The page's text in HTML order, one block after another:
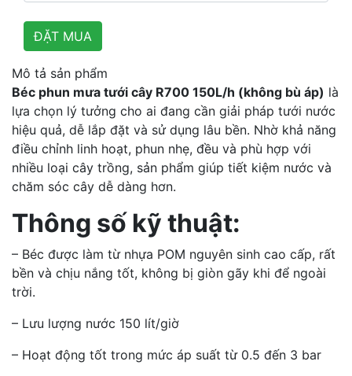
Mô tả sản phẩm
Béc phun mưa tưới cây R700 150L/h (không bù áp) là
lựa chọn lý tưởng cho ai đang cần giải pháp tưới nước
hiệu quả, dễ lắp đặt và sử dụng lâu bền. Nhờ khả năng
điều chỉnh linh hoạt, phun nhẹ, đều và phù hợp với
nhiều loại cây trồng, sản phẩm giúp tiết kiệm nước và
chăm sóc cây dễ dàng hơn.
Thông số kỹ thuật:
– Béc được làm từ nhựa POM nguyên sinh cao cấp, rất
bền và chịu nắng tốt, không bị giòn gãy khi để ngoài
trời.
– Lưu lượng nước 150 lít/giờ
– Hoạt động tốt trong mức áp suất từ 0.5 đến 3 bar